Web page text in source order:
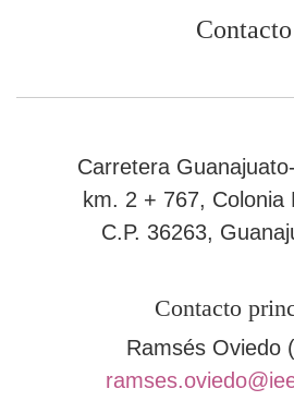
Contacto
Carretera
km. 2 + 767, Colonia
C.P. 36263,
Contacto
Ramsés Oviedo